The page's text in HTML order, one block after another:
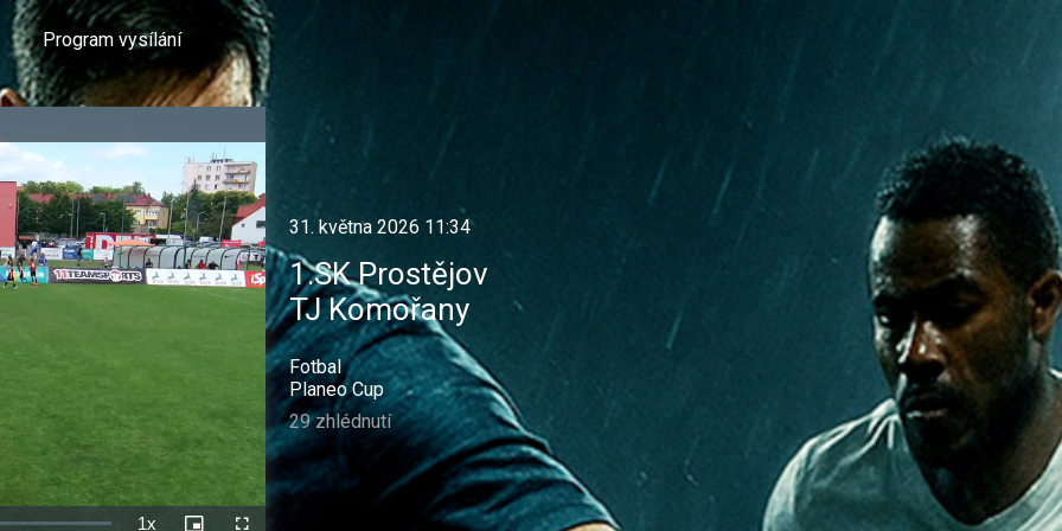
Program vysílání
1x
31. května 2026 11:34
1.SK Prostějov
TJ Komořany
Fotbal
Planeo Cup
29 zhlédnutí